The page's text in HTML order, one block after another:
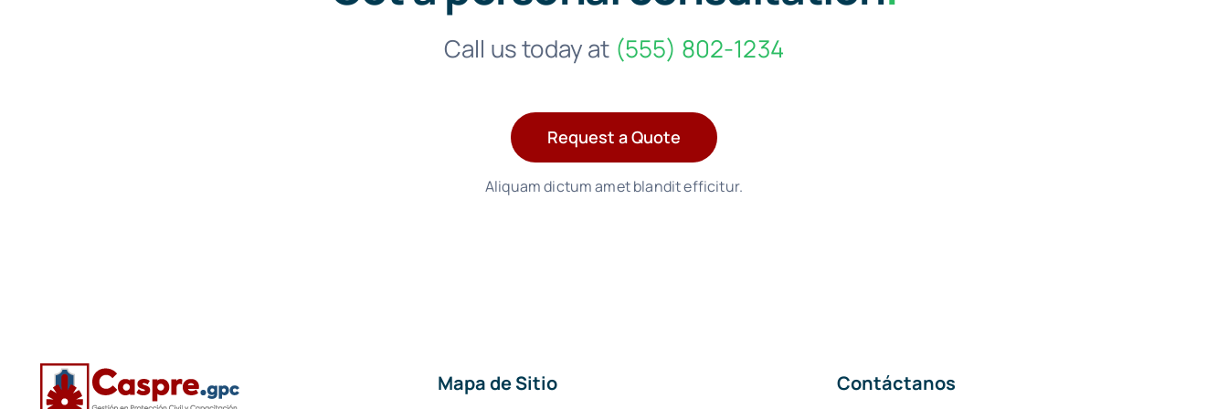
Call us today at (555) 802-1234
Request a Quote
Aliquam dictum amet blandit efficitur.
Mapa de Sitio Contáctanos